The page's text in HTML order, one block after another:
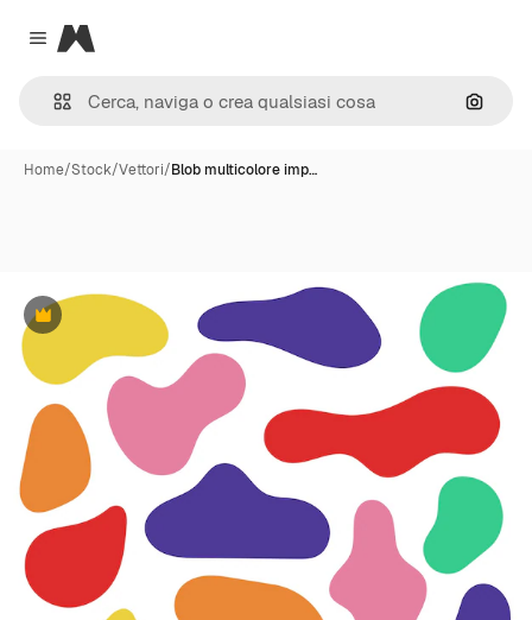
Close menu
Magnific
Cerca
Home/Stock/Vettori/Blob multicolore imp…
Premium